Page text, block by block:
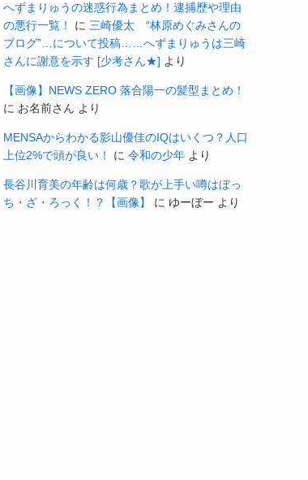
へずまりゅうの迷惑行為まとめ！逮捕歴や理由
の悪行一覧！
に 三崎優太 “林原めぐみさんの
ブログ”…について投稿……へずまりゅうは三崎
さんに謝意を示す [少考さん★] より
【画像】NEWS ZERO 落合陽一の髪型まとめ！
に お名前さん より
MENSAからわかる影山優佳のIQはいくつ？人口
上位2%で頭が良い！
に 令和の少年 より
長谷川育美の年齢は何歳？歌が上手い噂はぼっ
ち・ざ・ろっく！？【画像】
に ゆーぼー より